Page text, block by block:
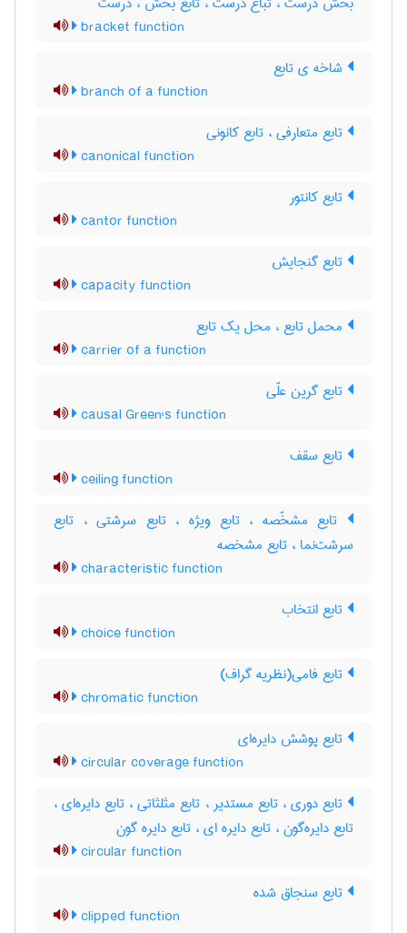
bracket function
شاخه ی تابع
branch of a function
تابع متعارفی ، تابع کانونی
canonical function
تابع کانتور
cantor function
تابع گنجایش
capacity function
محمل تابع ، محل یک تابع
carrier of a function
تابع گرین علّی
causal Green's function
تابع سقف
ceiling function
تابع مشخّصه ، تابع ویژه ، تابع سرشتی ، تابع
سرشت‌نما ، تابع مشخصه
characteristic function
تابع انتخاب
choice function
تابع فامی(نظریه گراف)
chromatic function
تابع پوشش دایره‌ای
circular coverage function
تابع دوری ، تابع مستدیر ، تابع مثلثاتی ، تابع دایره‌ای ،
تابع دایره‌گون ، تابع دایره ای ، تابع دایره گون
circular function
تابع سنجاق شده
clipped function